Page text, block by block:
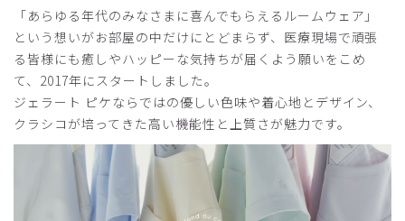
一度購入した物ですが、とてもよかったので制服で取り入れ
ました。
商品： 671ジェラート ピケ&クラシコ:パイピングスクラ
ブトップス/チャコールグレー/M
役に立った
「あらゆる年代のみなさまに喜んでもらえるルームウェア」
という想いがお部屋の中だけにとどまらず、医療現場で頑張
る皆様にも癒しやハッピーな気持ちが届くよう願いをこめ
て、2017年にスタートしました。
ジェラート ピケならではの優しい色味や着心地とデザイン、
クラシコが培ってきた高い機能性と上質さが魅力です。